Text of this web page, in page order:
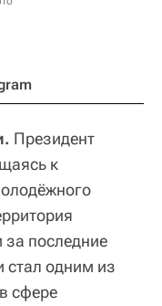
Президент
к
последние
стал одним из
сфере